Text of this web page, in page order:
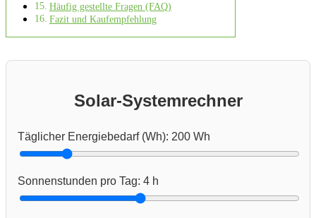
Häufig gestellte Fragen (FAQ)
Fazit und Kaufempfehlung
Solar‑Systemrechner
Täglicher Energiebedarf (Wh): 200 Wh
Sonnenstunden pro Tag: 4 h